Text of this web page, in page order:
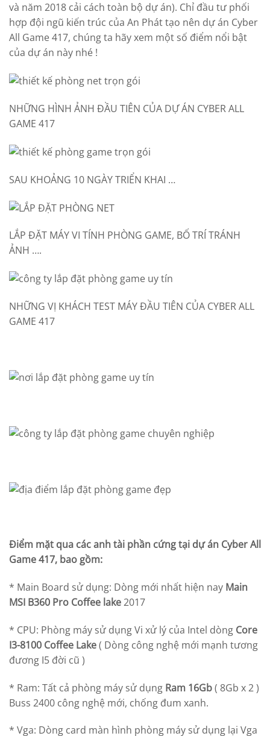
và năm 2018 cải cách toàn bộ dự án). Chỉ đầu tư phối
hợp đội ngũ kiến trúc của An Phát tạo nên dự án Cyber
All Game 417, chúng ta hãy xem một số điểm nổi bật
của dự án này nhé !
NHỮNG HÌNH ẢNH ĐẦU TIÊN CỦA DỰ ÁN CYBER ALL
GAME 417
SAU KHOẢNG 10 NGÀY TRIỂN KHAI …
LẮP ĐẶT MÁY VI TÍNH PHÒNG GAME, BỐ TRÍ TRÁNH
ẢNH ….
NHỮNG VỊ KHÁCH TEST MÁY ĐẦU TIÊN CỦA CYBER ALL
GAME 417
Điểm mặt qua các anh tài phần cứng tại dự án Cyber All
Game 417, bao gồm:
* Main Board sử dụng: Dòng mới nhất hiện nay Main
MSI B360 Pro Coffee lake2017
* CPU: Phòng máy sử dụng Vi xử lý của Intel dòng Core
I3-8100 Coffee Lake( Dòng công nghệ mới mạnh tương
đương I5 đời cũ )
* Ram: Tất cả phòng máy sử dụng Ram 16Gb( 8Gb x 2 )
Buss 2400 công nghệ mới, chống đum xanh.
* Vga: Dòng card màn hình phòng máy sử dụng lại Vga